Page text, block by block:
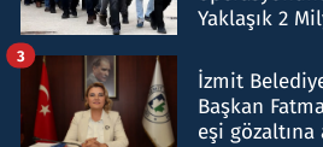
Yaklaşık 2
İzmit
Başkan
eşi gözaltına
3